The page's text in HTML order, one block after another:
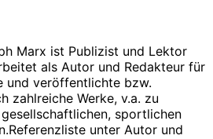
Marx ist Publizist und Lektor
als Autor und Redakteur für
und veröffentlichte bzw.
zahlreiche Werke, v.a. zu
sportlichen
unter Autor und